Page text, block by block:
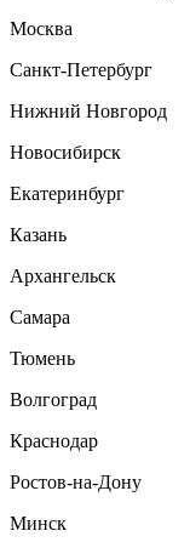
Москва
Санкт-Петербург
Нижний Новгород
Новосибирск
Екатеринбург
Казань
Архангельск
Самара
Тюмень
Волгоград
Краснодар
Ростов-на-Дону
Минск